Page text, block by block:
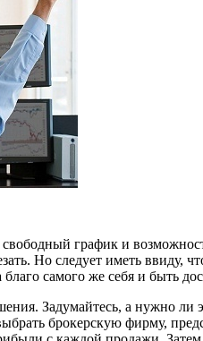
график и
Но следует иметь ввиду,
благо самого же себя и быть
Задумайтесь, а нужно
брокерскую фирму,